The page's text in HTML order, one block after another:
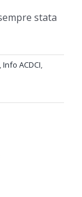
e
stata
,Info ACDCI,